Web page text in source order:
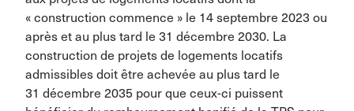
« construction commence » le 14 septembre 2023 ou
après et au plus tard le 31 décembre 2030. La
construction de projets de logements locatifs
admissibles doit être achevée au plus tard le
31 décembre 2035 pour que ceux-ci puissent